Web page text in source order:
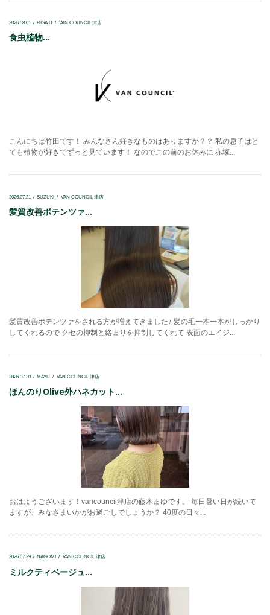
2026.08.01 RISA.H VAN COUNCIL 津店
食虫植物...
こんにちは竹田です！ みんなさん好きなものはありますか？？ 私の息子はと
ても植物が好きでずっと見ています！ なのでこの前のお休みに 赤塚...
2026.07.31 SUZUKI VAN COUNCIL 津店
髪質改善ポテンツァ...
髪質改善ポテンツァをされる方が増えてきました♪ 髪の毛一本一本がしっかり
してくれるので クセの抑制と絡まりを抑制してくれて 表面のエイジ...
2026.07.30 MAYU VAN COUNCIL 津店
ほんのりOlive外ハネカット...
おはようございます！vancouncil津店の藤木まゆです。 毎日暑い日が続いて
ますが、みなさまいかがお過ごしでしょうか？ 40度の日々...
2026.07.29 NAGOMI VAN COUNCIL 津店
ミルクティベージュ...